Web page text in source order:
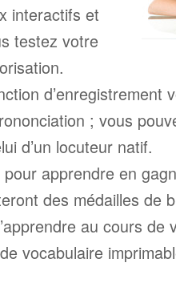
interactifs et
testez votre
d’enregistrement
; vous
d’un locuteur natif.
apprendre en
des médailles de
au cours de
vocabulaire